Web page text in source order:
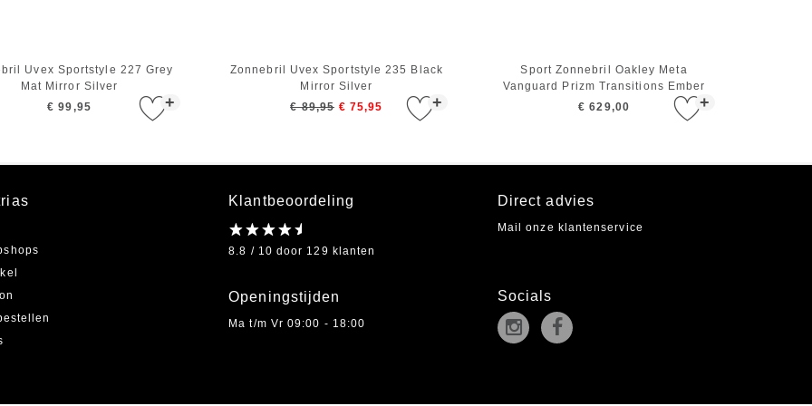
+
Uvex Sportstyle 227 Grey
Mat Mirror Silver
€ 99,95
+
Zonnebril Uvex Sportstyle 235 Black
Mirror Silver
€ 89,95 € 75,95 +
Sport Zonnebril Oakley Meta
Vanguard Prizm Transitions Ember
Black
€ 629,00
Klantbeoordeling
8.8 / 10 door 129 klanten
Openingstijden
Ma t/m Vr 09:00 - 18:00
Direct advies
Mail onze klantenservice
Socials